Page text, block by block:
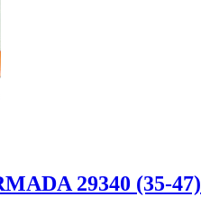
29340 (35-47)